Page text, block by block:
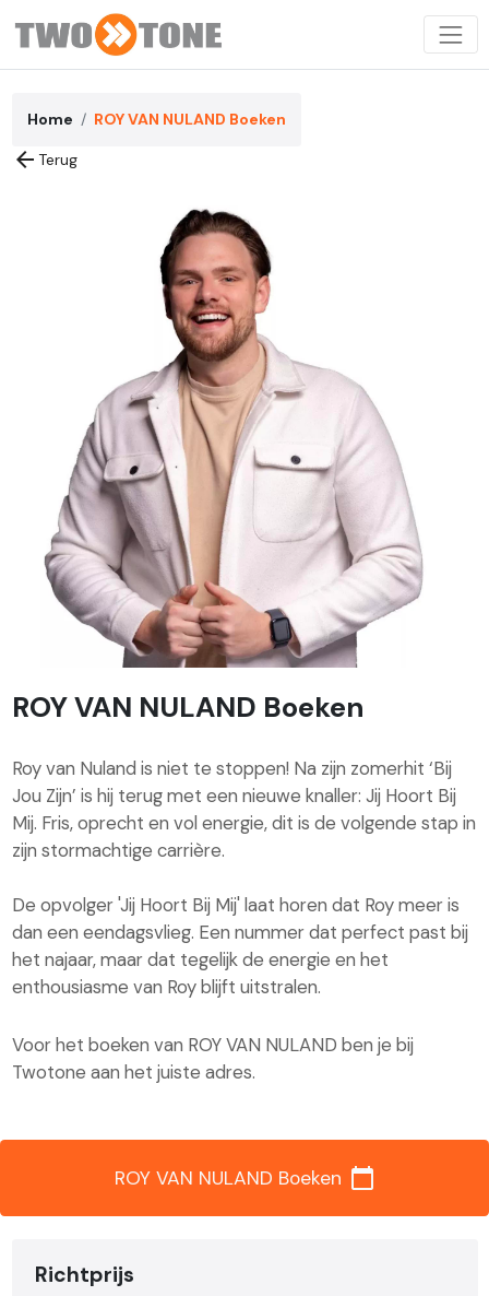
Home ROY VAN NULAND Boeken
arrow_back Terug
ROY VAN NULAND Boeken
Roy van Nuland is niet te stoppen! Na zijn zomerhit ‘Bij
Jou Zijn’ is hij terug met een nieuwe knaller: Jij Hoort Bij
Mij. Fris, oprecht en vol energie, dit is de volgende stap in
zijn stormachtige carrière.
De opvolger 'Jij Hoort Bij Mij' laat horen dat Roy meer is
dan een eendagsvlieg. Een nummer dat perfect past bij
het najaar, maar dat tegelijk de energie en het
enthousiasme van Roy blijft uitstralen.
Voor het boeken van ROY VAN NULAND ben je bij
Twotone aan het juiste adres.
ROY VAN NULAND Boeken calendar_today
Richtprijs